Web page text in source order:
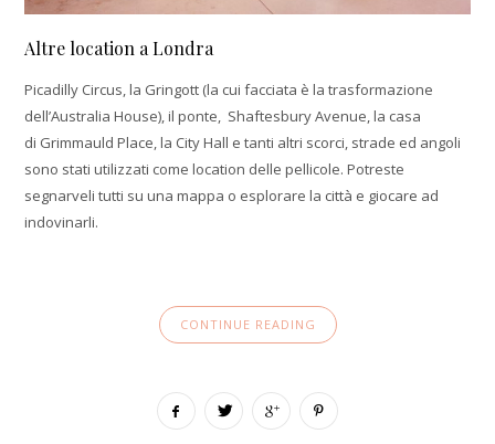
Altre location a Londra
Picadilly Circus, la Gringott (la cui facciata è la trasformazione
dell’Australia House), il ponte, Shaftesbury Avenue, la casa
di Grimmauld Place, la City Hall e tanti altri scorci, strade ed angoli
sono stati utilizzati come location delle pellicole. Potreste
segnarveli tutti su una mappa o esplorare la città e giocare ad
indovinarli.
CONTINUE READING